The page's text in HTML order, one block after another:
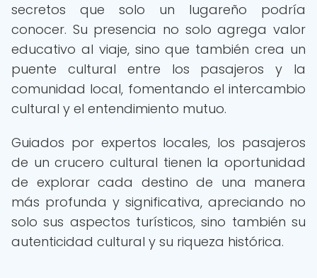
secretos que solo un lugareño podría
conocer. Su presencia no solo agrega valor
educativo al viaje, sino que también crea un
puente cultural entre los pasajeros y la
comunidad local, fomentando el intercambio
cultural y el entendimiento mutuo.
Guiados por expertos locales, los pasajeros
de un crucero cultural tienen la oportunidad
de explorar cada destino de una manera
más profunda y significativa, apreciando no
solo sus aspectos turísticos, sino también su
autenticidad cultural y su riqueza histórica.